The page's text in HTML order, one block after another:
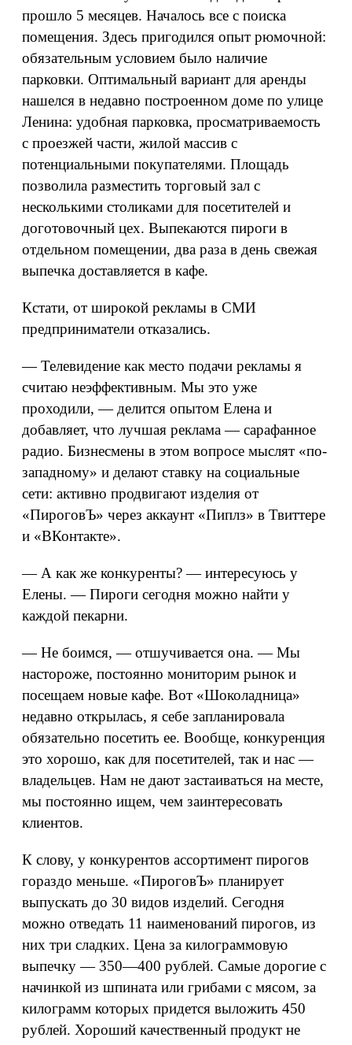
прошло 5 месяцев. Началось все с поиска
помещения. Здесь пригодился опыт рюмочной:
обязательным условием было наличие
парковки. Оптимальный вариант для аренды
нашелся в недавно построенном доме по улице
Ленина: удобная парковка, просматриваемость
с проезжей части, жилой массив с
потенциальными покупателями. Площадь
позволила разместить торговый зал с
несколькими столиками для посетителей и
доготовочный цех. Выпекаются пироги в
отдельном помещении, два раза в день свежая
выпечка доставляется в кафе.
Кстати, от широкой рекламы в СМИ
предприниматели отказались.
— Телевидение как место подачи рекламы я
считаю неэффективным. Мы это уже
проходили, — делится опытом Елена и
добавляет, что лучшая реклама — сарафанное
радио. Бизнесмены в этом вопросе мыслят «по-
западному» и делают ставку на социальные
сети: активно продвигают изделия от
«ПироговЪ» через аккаунт «Пиплз» в Твиттере
и «ВКонтакте».
— А как же конкуренты? — интересуюсь у
Елены. — Пироги сегодня можно найти у
каждой пекарни.
— Не боимся, — отшучивается она. — Мы
настороже, постоянно мониторим рынок и
посещаем новые кафе. Вот «Шоколадница»
недавно открылась, я себе запланировала
обязательно посетить ее. Вообще, конкуренция
это хорошо, как для посетителей, так и нас —
владельцев. Нам не дают застаиваться на месте,
мы постоянно ищем, чем заинтересовать
клиентов.
К слову, у конкурентов ассортимент пирогов
гораздо меньше. «ПироговЪ» планирует
выпускать до 30 видов изделий. Сегодня
можно отведать 11 наименований пирогов, из
них три сладких. Цена за килограммовую
выпечку — 350—400 рублей. Самые дорогие с
начинкой из шпината или грибами с мясом, за
килограмм которых придется выложить 450
рублей. Хороший качественный продукт не